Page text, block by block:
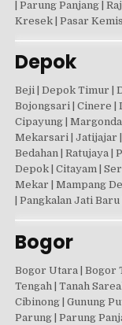
| Parung Panjang |
Kresek | Pasar
Depok
Beji | Depok Timur |
Bojongsari | Cinere |
Cipayung |
Mekarsari | Jatijajar |
Bedahan | Ratujaya |
Depok | Citayam |
Mekar | Mampang
| Pangkalan Jati
Bogor
Bogor Utara | Bogor
Tengah | Tanah
Cibinong | Gunung
Parung | Parung